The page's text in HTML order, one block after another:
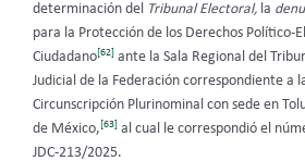
determinación del
Tribunal Electoral, la
para la Protección de los Derechos Político-
Ciudadano[62] ante la Sala Regional del
Judicial de la Federación correspondiente a
Circunscripción Plurinominal con sede en
de México,[63] al cual le correspondió el
JDC-213/2025.